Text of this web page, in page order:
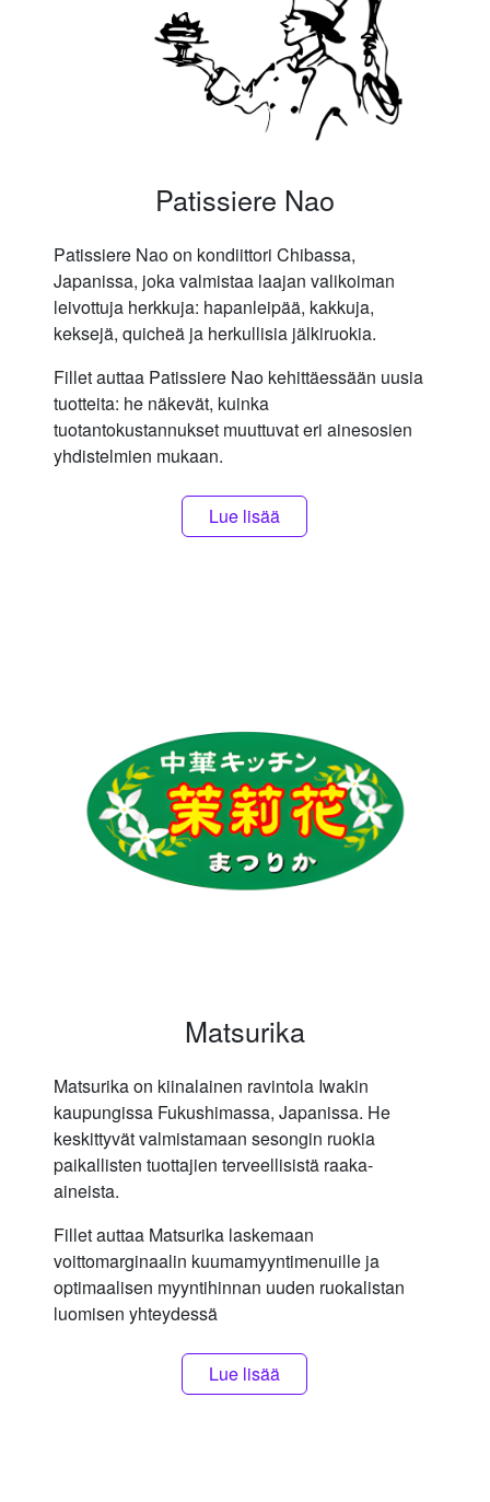
Patissiere Nao
Patissiere Nao on kondiittori Chibassa,
Japanissa, joka valmistaa laajan valikoiman
leivottuja herkkuja: hapanleipää, kakkuja,
keksejä, quicheä ja herkullisia jälkiruokia.
Fillet auttaa Patissiere Nao kehittäessään uusia
tuotteita: he näkevät, kuinka
tuotantokustannukset muuttuvat eri ainesosien
yhdistelmien mukaan.
Lue lisää
Matsurika
Matsurika on kiinalainen ravintola Iwakin
kaupungissa Fukushimassa, Japanissa. He
keskittyvät valmistamaan sesongin ruokia
paikallisten tuottajien terveellisistä raaka-
aineista.
Fillet auttaa Matsurika laskemaan
voittomarginaalin kuumamyyntimenuille ja
optimaalisen myyntihinnan uuden ruokalistan
luomisen yhteydessä
Lue lisää